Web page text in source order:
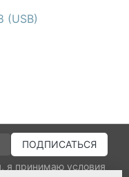
(USB)
я принимаю условия